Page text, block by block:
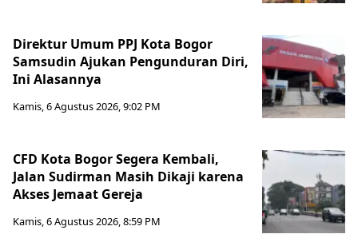
Direktur Umum PPJ Kota Bogor
Samsudin Ajukan Pengunduran Diri,
Ini Alasannya
Kamis, 6 Agustus 2026, 9:02 PM
CFD Kota Bogor Segera Kembali,
Jalan Sudirman Masih Dikaji karena
Akses Jemaat Gereja
Kamis, 6 Agustus 2026, 8:59 PM